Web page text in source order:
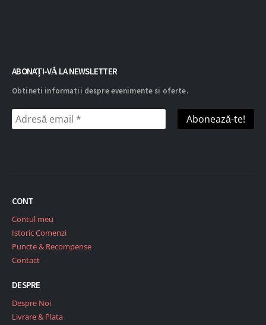
ABONAȚI-VĂ LA NEWSLETTER
Obtineti informatii despre evenimente si oferte.
CONT
Contul meu
Istoric Comenzi
Puncte & Recompense
Contact
DESPRE
Despre Noi
Livrare & Plata